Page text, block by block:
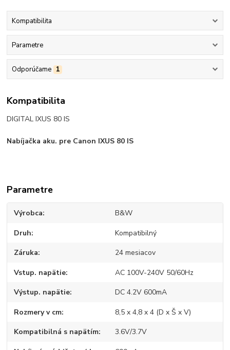
Kompatibilita
Parametre
Odporúčame 1
Kompatibilita
DIGITAL IXUS 80 IS
Nabíjačka aku. pre Canon IXUS 80 IS
Parametre
Výrobca B&W
Druh Kompatibilný
Záruka 24 mesiacov
Vstup. napätie AC 100V-240V 50/60Hz
Výstup. napätie DC 4.2V 600mA
Rozmery v cm 8,5 x 4,8 x 4 (D x Š x V)
Kompatibilná s napätím 3.6V/3.7V